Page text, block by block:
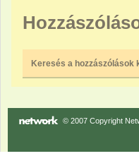
Keresés a hozzászólások
© 2007 Copyright